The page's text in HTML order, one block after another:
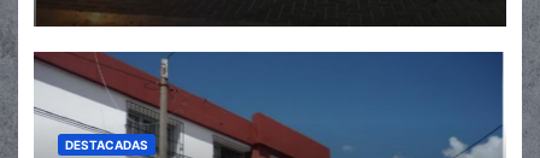
DESTACADAS